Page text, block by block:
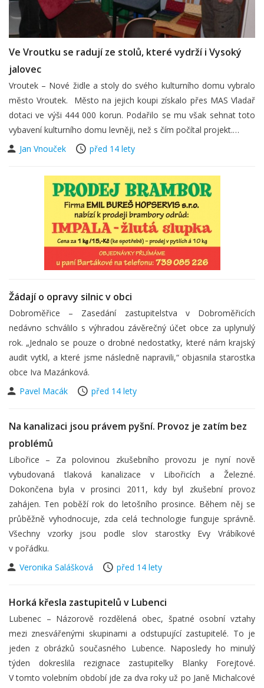
Ve Vroutku se radují ze stolů, které vydrží i Vysoký
jalovec
Vroutek – Nové židle a stoly do svého kulturního domu vybralo
město Vroutek. Město na jejich koupi získalo přes MAS Vladař
dotaci ve výši 444 000 korun. Podařilo se mu však sehnat toto
vybavení kulturního domu levněji, než s čím počítal projekt.…
Jan Vnouček
před 14 lety
Žádají o opravy silnic v obci
Dobroměřice – Zasedání zastupitelstva v Dobroměřicích
nedávno schválilo s výhradou závěrečný účet obce za uplynulý
rok. „Jednalo se pouze o drobné nedostatky, které nám krajský
audit vytkl, a které jsme následně napravili,“ objasnila starostka
obce Iva Mazánková.
Pavel Macák
před 14 lety
Na kanalizaci jsou právem pyšní. Provoz je zatím bez
problémů
Libořice – Za polovinou zkušebního provozu je nyní nově
vybudovaná tlaková kanalizace v Libořicích a Železné.
Dokončena byla v prosinci 2011, kdy byl zkušební provoz
zahájen. Ten poběží rok do letošního prosince. Během něj se
průběžně vyhodnocuje, zda celá technologie funguje správně.
Všechny vzorky jsou podle slov starostky Evy Vrábíkové
v pořádku.
Veronika Salášková
před 14 lety
Horká křesla zastupitelů v Lubenci
Lubenec – Názorově rozdělená obec, špatné osobní vztahy
mezi znesvářenými skupinami a odstupující zastupitelé. To je
jeden z obrázků současného Lubence. Naposledy ho minulý
týden dokreslila rezignace zastupitelky Blanky Forejtové.
V tomto volebním období jde za dva roky už po Janě Michalcové